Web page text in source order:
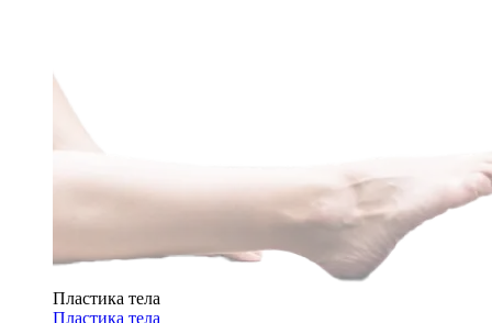
Пластика тела
Пластика тела